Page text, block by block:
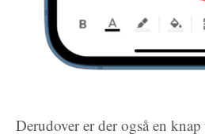
Derudover er der også en